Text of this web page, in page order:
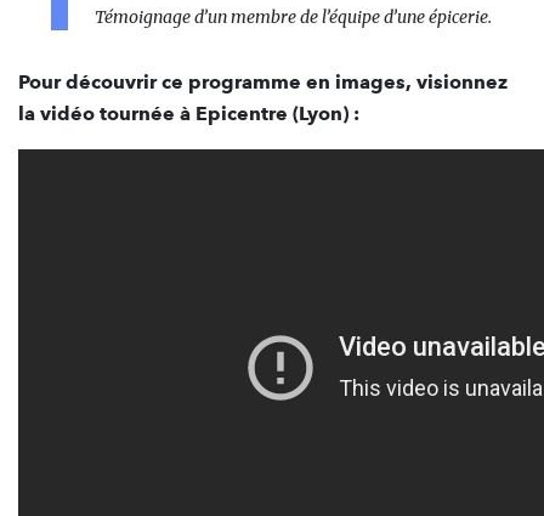
Témoignage d’un membre de l’équipe d’une épicerie.
Pour découvrir ce programme en images, visionnez
la vidéo tournée à Epicentre (Lyon) :